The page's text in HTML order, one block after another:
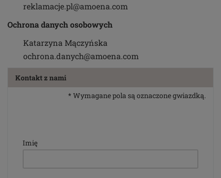
reklamacje.pl@amoena.com
Ochrona danych osobowych
Katarzyna Mączyńska
ochrona.danych@amoena.com
Kontakt z nami
* Wymagane pola są oznaczone gwiazdką.
Imię